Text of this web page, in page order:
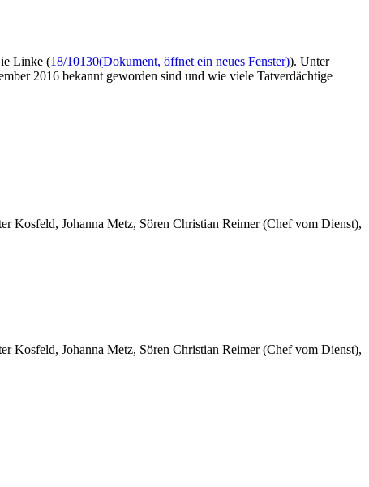
Linke (18/10130(Dokument, öffnet ein neues Fenster)). Unter
2016 bekannt geworden sind und wie viele Tatverdächtige
Kosfeld, Johanna Metz, Sören Christian Reimer (Chef vom Dienst),
Kosfeld, Johanna Metz, Sören Christian Reimer (Chef vom Dienst),